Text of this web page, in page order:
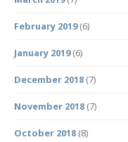
February 2019(6)
January 2019(6)
December 2018 (7)
November 2018 (7)
October 2018 (8)